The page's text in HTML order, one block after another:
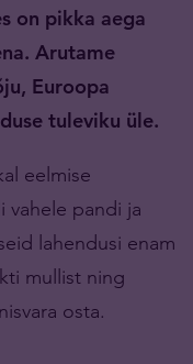
on pikka aega
Arutame
Euroopa
tuleviku üle.
eelmise
vahele pandi ja
lahendusi enam
mullist ning
osta.